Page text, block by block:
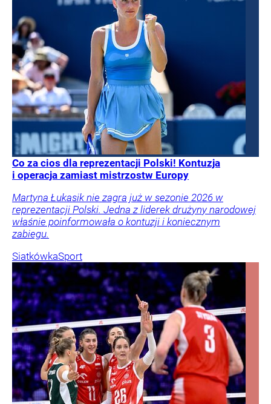
Co za cios dla reprezentacji Polski! Kontuzja
i operacja zamiast mistrzostw Europy
Martyna Łukasik nie zagra już w sezonie 2026 w
reprezentacji Polski. Jedna z liderek drużyny narodowej
właśnie poinformowała o kontuzji i koniecznym
zabiegu.
SiatkówkaSport